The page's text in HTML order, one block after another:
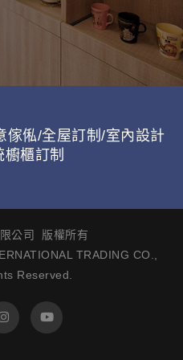
傢俬/全屋訂制/室內設計
櫃訂制
公司 版權所有
TRADING CO.,
Reserved.